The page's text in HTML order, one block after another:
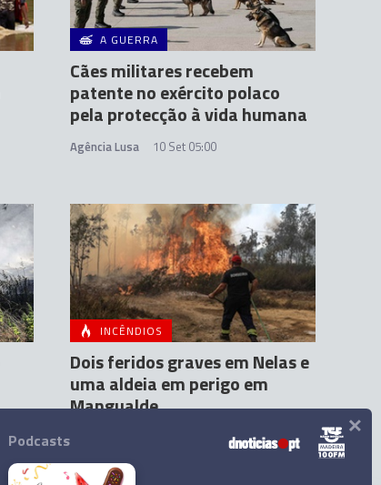
A GUERRA
Cães militares recebem
patente no exército polaco
pela protecção à vida humana
Agência Lusa 10 Set 05:00
INCÊNDIOS
Dois feridos graves em Nelas e
uma aldeia em perigo em
Mangualde
Podcasts ×